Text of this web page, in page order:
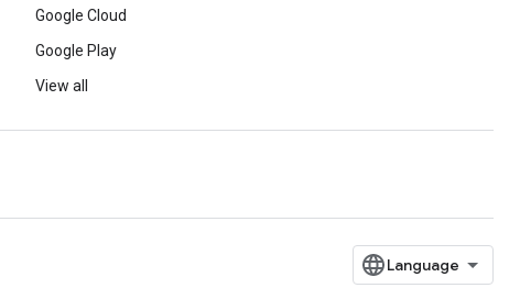
Google Cloud
Google Play
View all